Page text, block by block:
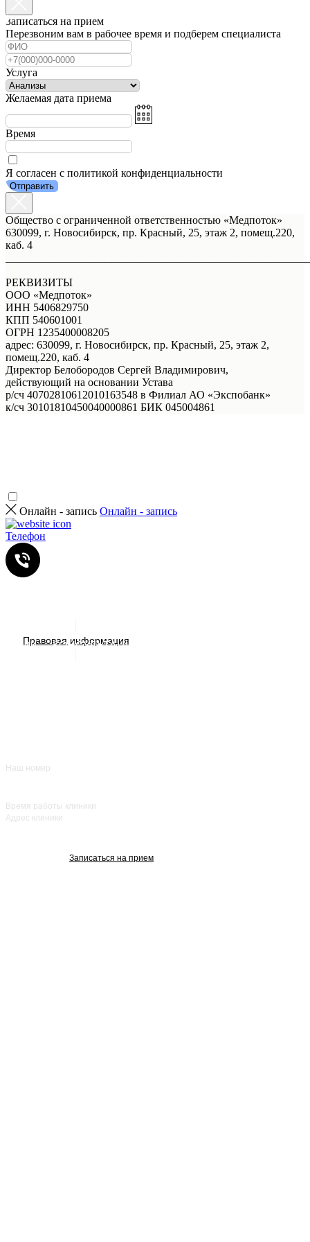
Правовая информация
Акции
Наш номер
Время работы клиники
Адрес клиники
Записаться на прием
Записаться на прием
Перезвоним вам в рабочее время и подберем специалиста
Услуга
Желаемая дата приема
Время
Я согласен с политикой конфиденциальности
Отправить
Общество с ограниченной ответственностью «Медпоток»
630099, г. Новосибирск, пр. Красный, 25, этаж 2, помещ.220,
каб. 4
РЕКВИЗИТЫ
ООО «Медпоток»
ИНН 5406829750
КПП 540601001
ОГРН 1235400008205
адрес: 630099, г. Новосибирск, пр. Красный, 25, этаж 2,
помещ.220, каб. 4
Директор Белобородов Сергей Владимирович,
действующий на основании Устава
р/сч 40702810612010163548 в Филиал АО «Экспобанк»
к/сч 30101810450040000861 БИК 045004861
ИМЕЮТСЯ ПРОТИВОПОКАЗАНИЯ. НЕОБХОДИМА
КОНСУЛЬТАЦИЯ СПЕЦИАЛИСТА
Онлайн - запись Онлайн - запись
Телефон